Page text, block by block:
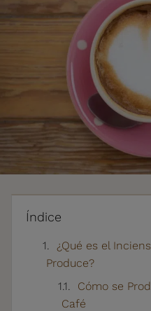
Índice
¿Qué es el
Produce?
Cómo se
Café